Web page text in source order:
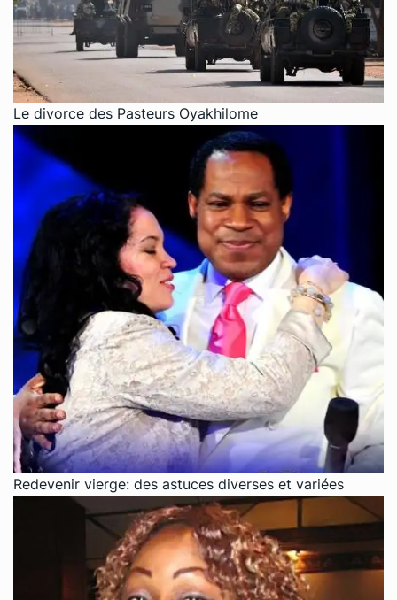
Le divorce des Pasteurs Oyakhilome
Redevenir vierge: des astuces diverses et variées